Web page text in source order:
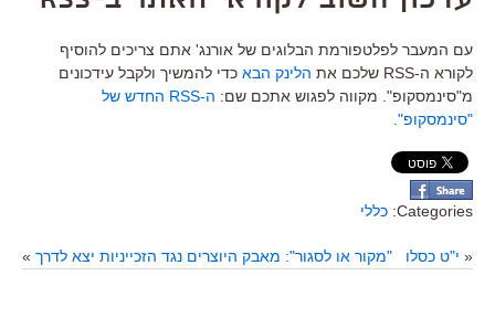
עם המעבר לפלטפורמת הבלוגים של אורנג' אתם צריכים להוסיף
לקורא ה-RSS שלכם את
הלינק הבא כדי להמשיך ולקבל עידכונים
מ"סינמסקופ". מקווה לפגוש אתכם שם:
ה-RSS החדש של
"סינמסקופ".
Categories: כללי
« י"ט כסלו "מקור או לסגור": מאבק היוצרים נגד הזכייניות יצא לדרך »